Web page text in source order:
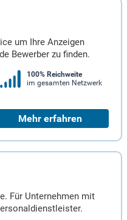
um Ihre Anzeigen
Bewerber zu finden.
100% Reichweite
im gesamten Netzwerk
Mehr erfahren
Für Unternehmen mit